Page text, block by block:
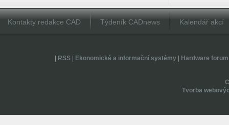
Kontakty redakce CAD Týdeník CADnews Kalendář akcí
RSS| Ekonomické a informační systémy| Hardware forum
Tvorba